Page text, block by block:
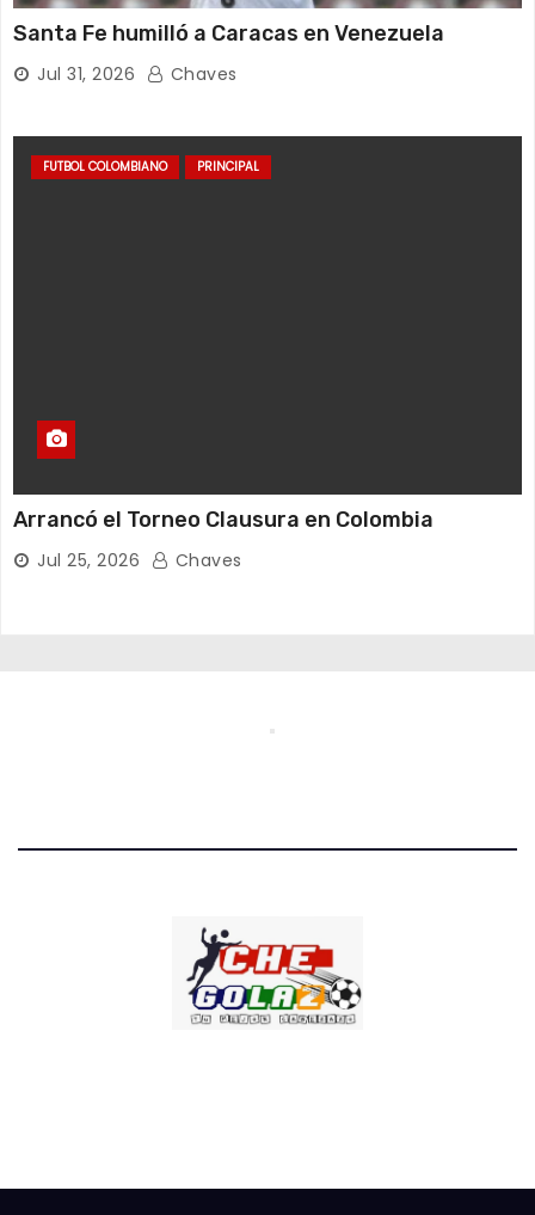
Santa Fe humilló a Caracas en Venezuela
Jul 31, 2026 Chaves
FUTBOL COLOMBIANO PRINCIPAL
Arrancó el Torneo Clausura en Colombia
Jul 25, 2026 Chaves